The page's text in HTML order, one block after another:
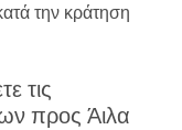
την κράτηση
τις
προς Άιλα